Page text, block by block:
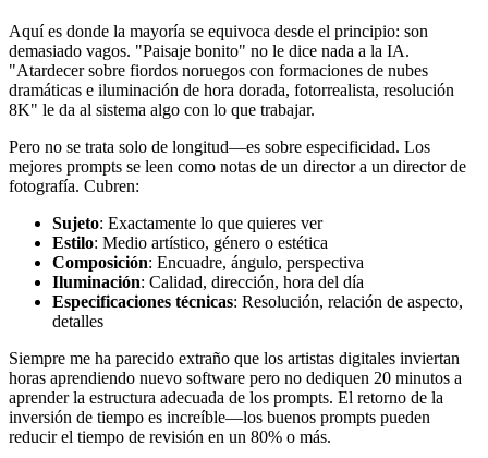
Aquí es donde la mayoría se equivoca desde el principio: son
demasiado vagos. "Paisaje bonito" no le dice nada a la IA.
"Atardecer sobre fiordos noruegos con formaciones de nubes
dramáticas e iluminación de hora dorada, fotorrealista, resolución
8K" le da al sistema algo con lo que trabajar.
Pero no se trata solo de longitud—es sobre especificidad. Los
mejores prompts se leen como notas de un director a un director de
fotografía. Cubren:
Sujeto: Exactamente lo que quieres ver
Estilo: Medio artístico, género o estética
Composición: Encuadre, ángulo, perspectiva
Iluminación: Calidad, dirección, hora del día
Especificaciones técnicas: Resolución, relación de aspecto,
detalles
Siempre me ha parecido extraño que los artistas digitales inviertan
horas aprendiendo nuevo software pero no dediquen 20 minutos a
aprender la estructura adecuada de los prompts. El retorno de la
inversión de tiempo es increíble—los buenos prompts pueden
reducir el tiempo de revisión en un 80% o más.